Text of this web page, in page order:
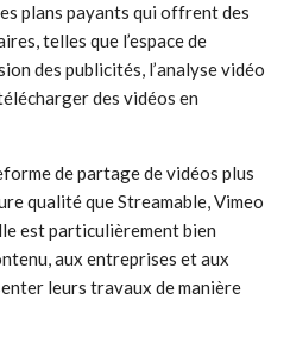
plans payants qui offrent des
telles que l’espace de
des publicités, l’analyse vidéo
des vidéos en
de partage de vidéos plus
qualité que Streamable, Vimeo
est particulièrement bien
aux entreprises et aux
leurs travaux de manière